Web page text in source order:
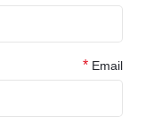
Email
*